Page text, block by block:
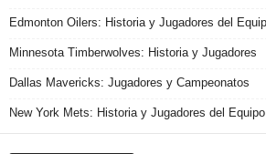
Edmonton Oilers: Historia y Jugadores del
Minnesota Timberwolves: Historia y Jugadores
Dallas Mavericks: Jugadores y Campeonatos
New York Mets: Historia y Jugadores del